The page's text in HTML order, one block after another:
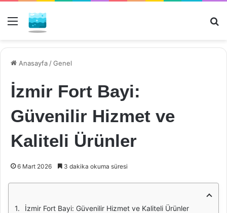
Menü
Anasayfa /Genel
İzmir Fort Bayi:
Güvenilir Hizmet ve
Kaliteli Ürünler
6 Mart 2026 3 dakika okuma süresi
İzmir Fort Bayi: Güvenilir Hizmet ve Kaliteli Ürünler